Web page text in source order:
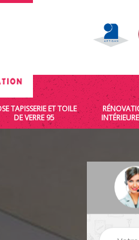
TAPISSERIE ET TOILE
DE VERRE 95